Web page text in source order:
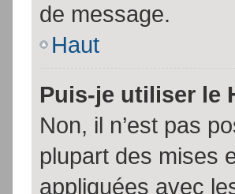
de message.
Haut
Puis-je utiliser le
Non, il n’est pas
plupart des mises
appliquées avec